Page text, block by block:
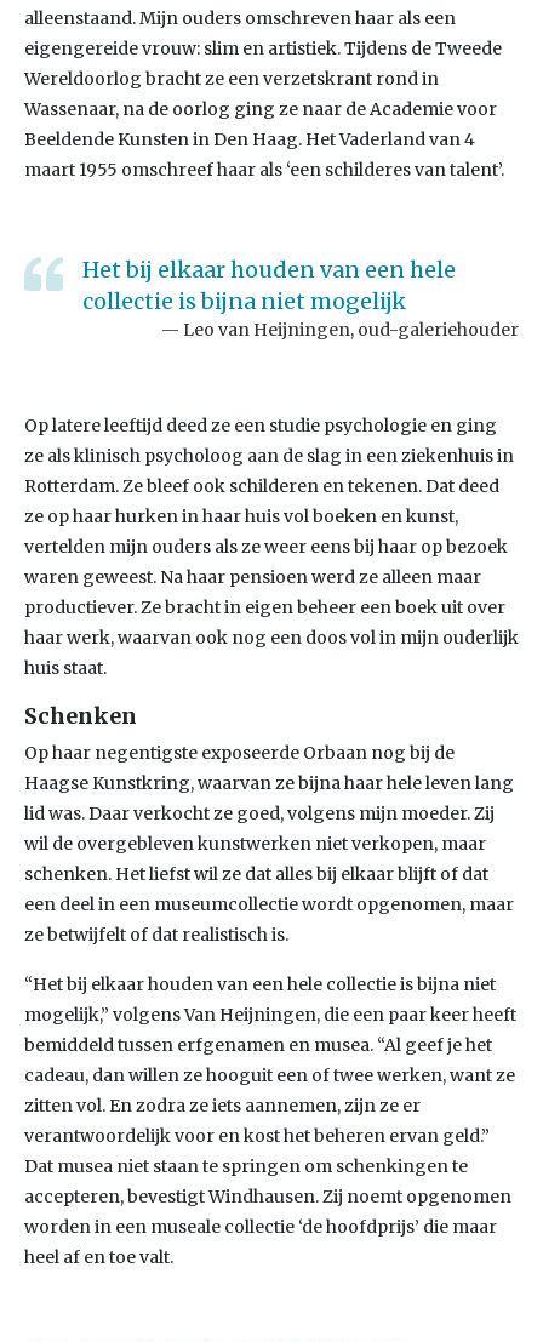
alleenstaand. Mijn ouders omschreven haar als een
eigengereide vrouw: slim en artistiek. Tijdens de Tweede
Wereldoorlog bracht ze een verzetskrant rond in
Wassenaar, na de oorlog ging ze naar de Academie voor
Beeldende Kunsten in Den Haag. Het Vaderland van 4
maart 1955 omschreef haar als ‘een schilderes van talent’.
Het bij elkaar houden van een hele
collectie is bijna niet mogelijk
Leo van Heijningen, oud-galeriehouder
Op latere leeftijd deed ze een studie psychologie en ging
ze als klinisch psycholoog aan de slag in een ziekenhuis in
Rotterdam. Ze bleef ook schilderen en tekenen. Dat deed
ze op haar hurken in haar huis vol boeken en kunst,
vertelden mijn ouders als ze weer eens bij haar op bezoek
waren geweest. Na haar pensioen werd ze alleen maar
productiever. Ze bracht in eigen beheer een boek uit over
haar werk, waarvan ook nog een doos vol in mijn ouderlijk
huis staat.
Schenken
Op haar negentigste exposeerde Orbaan nog bij de
Haagse Kunstkring, waarvan ze bijna haar hele leven lang
lid was. Daar verkocht ze goed, volgens mijn moeder. Zij
wil de overgebleven kunstwerken niet verkopen, maar
schenken. Het liefst wil ze dat alles bij elkaar blijft of dat
een deel in een museumcollectie wordt opgenomen, maar
ze betwijfelt of dat realistisch is.
“Het bij elkaar houden van een hele collectie is bijna niet
mogelijk,” volgens Van Heijningen, die een paar keer heeft
bemiddeld tussen erfgenamen en musea. “Al geef je het
cadeau, dan willen ze hooguit een of twee werken, want ze
zitten vol. En zodra ze iets aannemen, zijn ze er
verantwoordelijk voor en kost het beheren ervan geld.”
Dat musea niet staan te springen om schenkingen te
accepteren, bevestigt Windhausen. Zij noemt opgenomen
worden in een museale collectie ‘de hoofdprijs’ die maar
heel af en toe valt.